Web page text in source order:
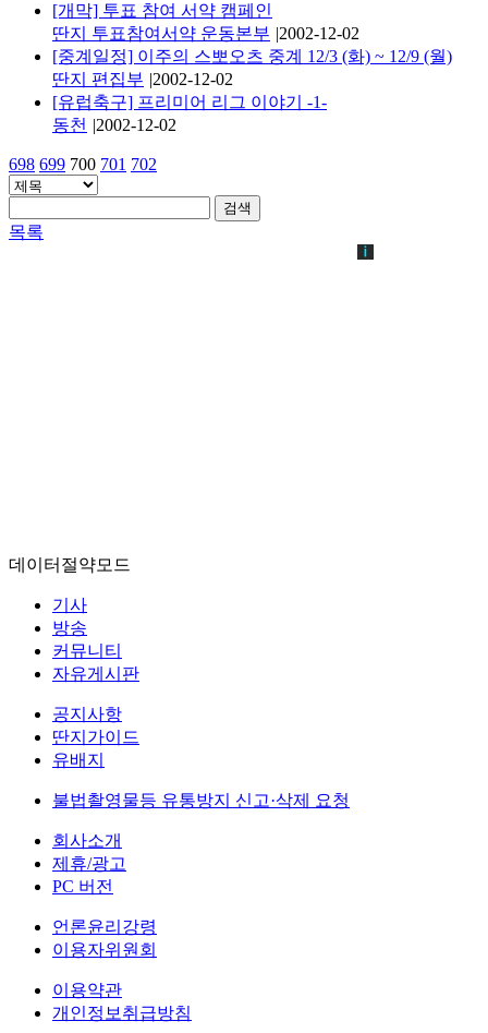
[개막] 투표 참여 서약 캠페인
딴지 투표참여서약 운동본부 |2002-12-02
[중계일정] 이주의 스뽀오츠 중계 12/3 (화) ~ 12/9 (월)
딴지 편집부 |2002-12-02
[유럽축구] 프리미어 리그 이야기 -1-
동천 |2002-12-02
698 699 700 701 702
검색
목록
데이터절약모드
기사
방송
커뮤니티
자유게시판
공지사항
딴지가이드
유배지
불법촬영물등 유통방지 신고·삭제 요청
회사소개
제휴/광고
PC 버전
언론윤리강령
이용자위원회
이용약관
개인정보취급방침